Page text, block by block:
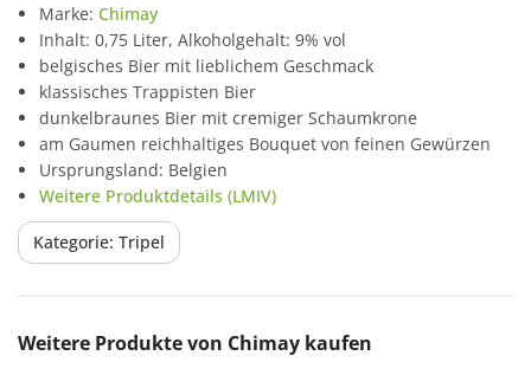
Marke: Chimay
Inhalt: 0,75 Liter, Alkoholgehalt: 9% vol
belgisches Bier mit lieblichem Geschmack
klassisches Trappisten Bier
dunkelbraunes Bier mit cremiger Schaumkrone
am Gaumen reichhaltiges Bouquet von feinen Gewürzen
Ursprungsland: Belgien
Weitere Produktdetails (LMIV)
Kategorie: Tripel
Produktgalerie überspringen
Weitere Produkte von Chimay kaufen